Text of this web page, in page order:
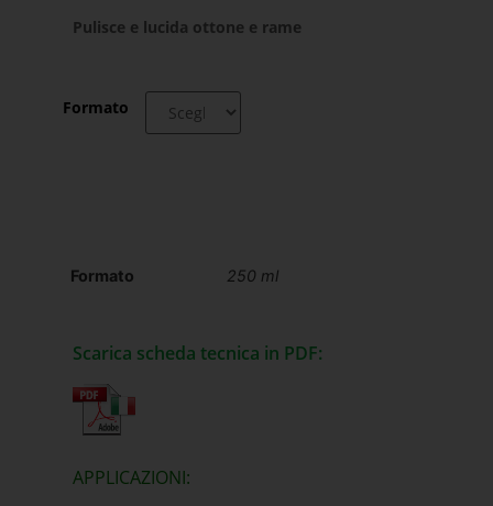
Pulisce e lucida ottone e rame
Formato
Formato 250 ml
Scarica scheda tecnica in PDF:
APPLICAZIONI: